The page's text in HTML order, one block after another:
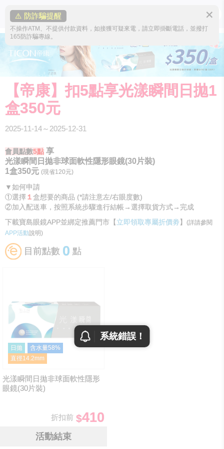
⚠️ 防詐騙提醒
不操作ATM、不提供付款資料，如接獲可疑來電，請立即掛斷電話，並撥打
165防詐騙專線。
✕
【帝康】扣5點享光漾瞬間日拋1
盒350元
2025-11-14～2025-12-31
會員點數5點 享
光漾瞬間日拋非球面軟性隱形眼鏡(30片裝)
1盒350元 (現省120元)
▼如何申請
①選擇 １盒想要的商品 (*請注意左/右眼度數)
②加入配送車，按照系統步驟進行結帳→選擇取貨方式→完成
下載寶島眼鏡APP並綁定推薦門市【立即領取專屬折價劵】 (詳請參閱
APP活動說明)
目前點數 0 點
日拋
含水量58%
直徑14.2mm
光漾瞬間日拋非球面軟性隱形
眼鏡(30片裝)
折扣前 410
活動結束
系統錯誤！